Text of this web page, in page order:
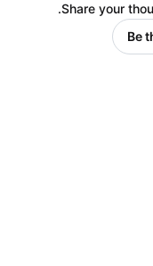
Share your